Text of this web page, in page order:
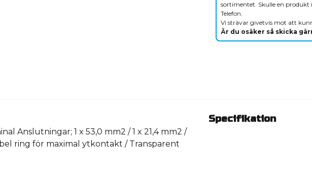
sortimentet. Skulle en produkt
Telefon.
Vi strävar givetvis mot att
Är du osäker så skicka
Anslutningar; 1 x 53,0 mm2 / 1 x 21,4 mm2 /
ring för maximal ytkontakt / Transparent
Specifikation